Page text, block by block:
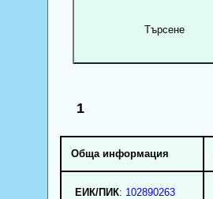
1
Обща информация
ЕИК/ПИК: 102890263